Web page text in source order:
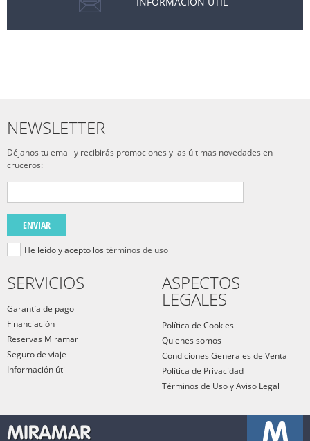
NEWSLETTER
Déjanos tu email y recibirás promociones y las últimas novedades en
cruceros:
ENVIAR
He leído y acepto los términos de uso
SERVICIOS
Garantía de pago
Financiación
Reservas Miramar
Seguro de viaje
Información útil
ASPECTOS
LEGALES
Política de Cookies
Quienes somos
Condiciones Generales de Venta
Política de Privacidad
Términos de Uso y Aviso Legal